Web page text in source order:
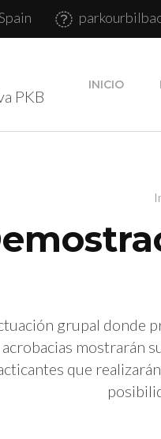
PKB
INICIO
grupal donde
acrobacias mostrarán
que